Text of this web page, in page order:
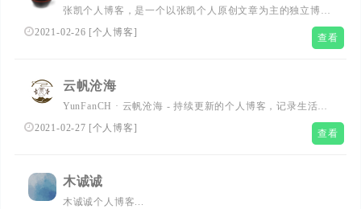
张凯个人博客，是一个以张凯个人原创文章为主的独立博客
网站。日常更新一些张凯原创的个人日记、心情随笔以及心
得感悟，汇聚富有启迪性的句子，分享忧郁唯美的诗歌以及
2021-02-26 [个人博客] 查看
云帆沧海
YunFanCH · 云帆沧海 - 持续更新的个人博客，记录生活、
工作、爱好的点点滴滴。一切过往，皆为序章。直挂云帆，
2021-02-27 [个人博客] 查看
木诚诚
木诚诚个人博客...